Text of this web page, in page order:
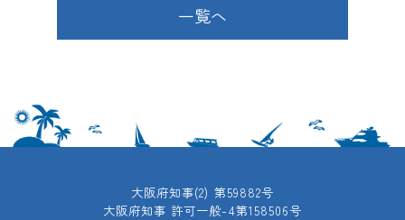
一覧へ
大阪府知事(2) 第59882号
大阪府知事 許可一般-4第158506号